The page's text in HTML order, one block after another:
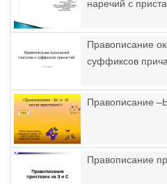
наречий с
Правописание
суффиксов
Правописание
Правописание